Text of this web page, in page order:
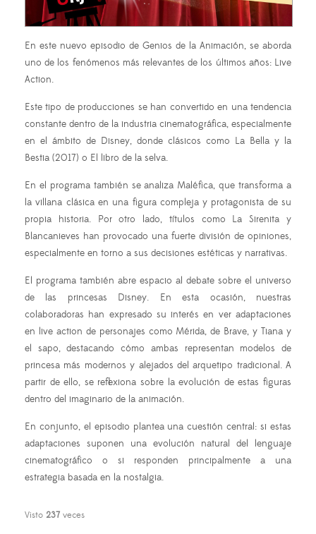
En este nuevo episodio de Genios de la Animación, se aborda
uno de los fenómenos más relevantes de los últimos años: Live
Action.
Este tipo de producciones se han convertido en una tendencia
constante dentro de la industria cinematográfica, especialmente
en el ámbito de Disney, donde clásicos como La Bella y la
Bestia (2017) o El libro de la selva.
En el programa también se analiza Maléfica, que transforma a
la villana clásica en una figura compleja y protagonista de su
propia historia. Por otro lado, títulos como La Sirenita y
Blancanieves han provocado una fuerte división de opiniones,
especialmente en torno a sus decisiones estéticas y narrativas.
El programa también abre espacio al debate sobre el universo
de las princesas Disney. En esta ocasión, nuestras
colaboradoras han expresado su interés en ver adaptaciones
en live action de personajes como Mérida, de Brave, y Tiana y
el sapo, destacando cómo ambas representan modelos de
princesa más modernos y alejados del arquetipo tradicional. A
partir de ello, se reflexiona sobre la evolución de estas figuras
dentro del imaginario de la animación.
En conjunto, el episodio plantea una cuestión central: si estas
adaptaciones suponen una evolución natural del lenguaje
cinematográfico o si responden principalmente a una
estrategia basada en la nostalgia.
Visto 237 veces